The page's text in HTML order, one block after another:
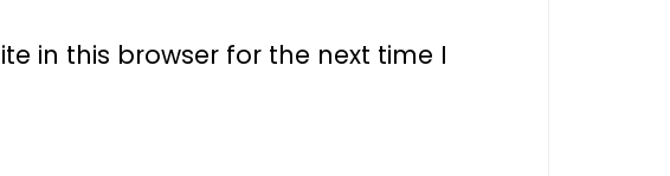
in this browser for the next time I